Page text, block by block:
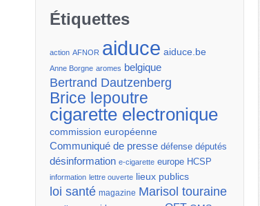
Étiquettes
action AFNOR aiduce aiduce.be
Anne Borgne aromes belgique
Bertrand Dautzenberg
Brice lepoutre
cigarette electronique
commission européenne
Communiqué de presse défense députés
désinformation e-cigarette europe HCSP
information lettre ouverte lieux publics
loi santé magazine Marisol touraine